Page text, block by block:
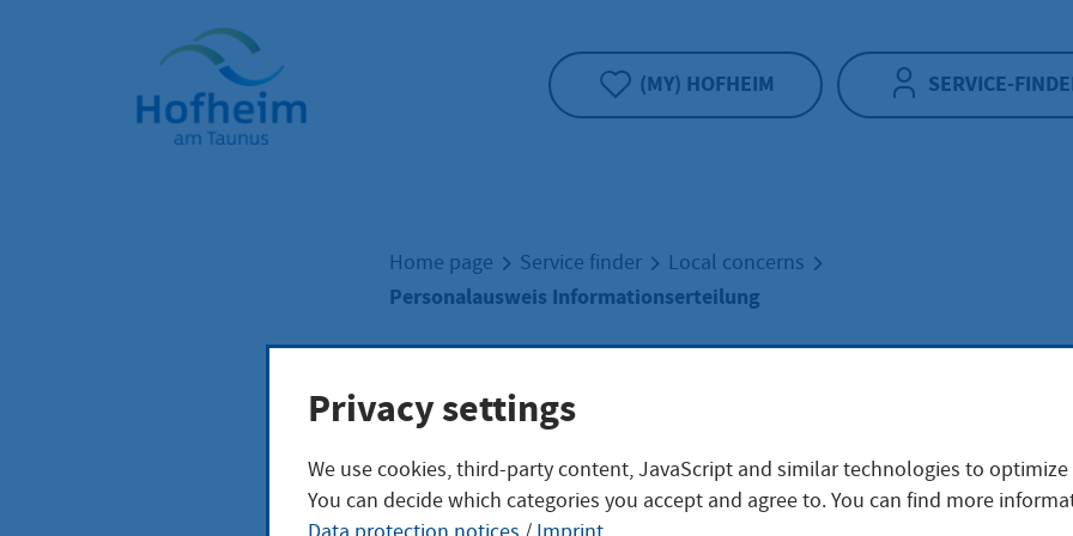
Home"
(MY) HOFHEIM SERVICE-
Home page Service finder Local concerns
Personalausweis Informationserteilung
Personalausweis
Privacy settings
We use cookies, third-party content, JavaScript and similar technologies to
You can decide which categories you accept and agree to. You can find more